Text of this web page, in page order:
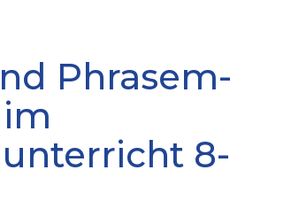
Phrasem-
8-